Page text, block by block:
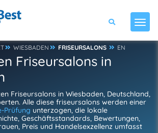
WIESBADEN FRISEURSALONS EN
Friseursalons in
Friseursalons in Wiesbaden, Deutschland,
Alle diese friseursalons werden einer
Prüfung unterzogen, die lokale
Geschäftsstandards, Bewertungen,
Preis und Handelsexzellenz umfasst